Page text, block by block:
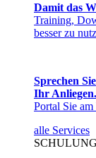
Damit das
Training,
besser zu
Sprechen
Ihr Anliegen.
Portal Sie am
alle Services